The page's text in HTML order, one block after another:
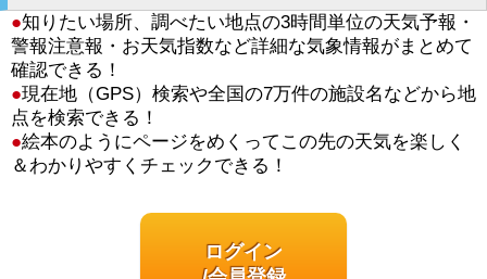
●知りたい場所、調べたい地点の3時間単位の天気予報・
警報注意報・お天気指数など詳細な気象情報がまとめて
確認できる！
●現在地（GPS）検索や全国の7万件の施設名などから地
点を検索できる！
●絵本のようにページをめくってこの先の天気を楽しく
＆わかりやすくチェックできる！
ログイン